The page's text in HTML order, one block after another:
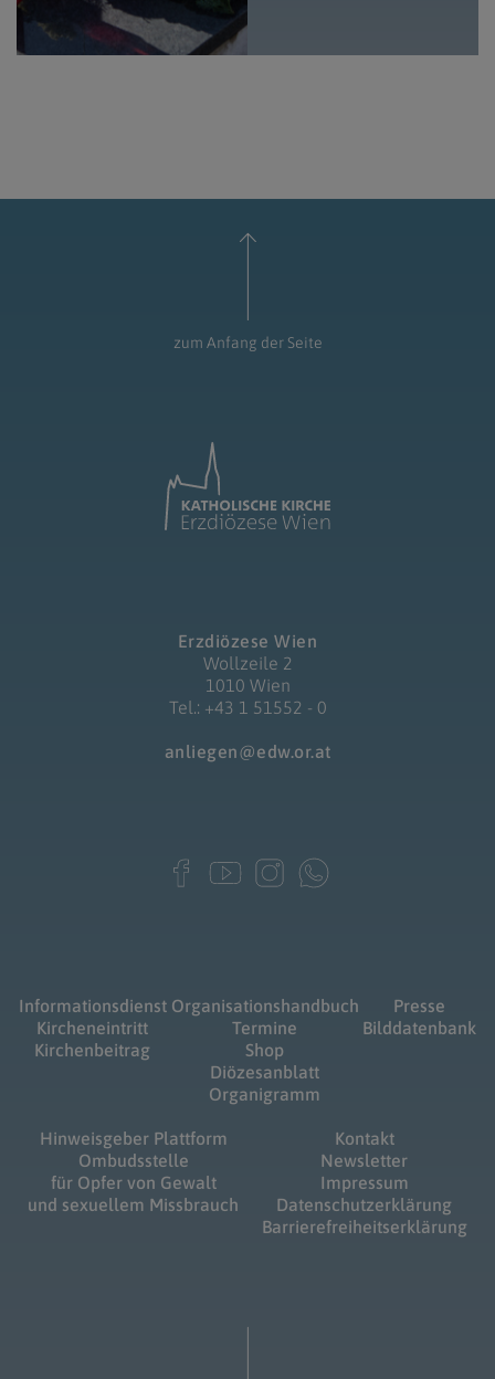
zum Anfang der Seite
Erzdiözese Wien
Wollzeile 2
1010 Wien
Tel.: +43 1 51552 - 0
anliegen@edw.or.at
Informationsdienst
Kircheneintritt
Kirchenbeitrag
Organisationshandbuch
Termine
Shop
Diözesanblatt
Organigramm
Presse
Bilddatenbank
Hinweisgeber Plattform
Ombudsstelle
für Opfer von Gewalt
und sexuellem Missbrauch
Kontakt
Newsletter
Impressum
Datenschutzerklärung
Barrierefreiheitserklärung